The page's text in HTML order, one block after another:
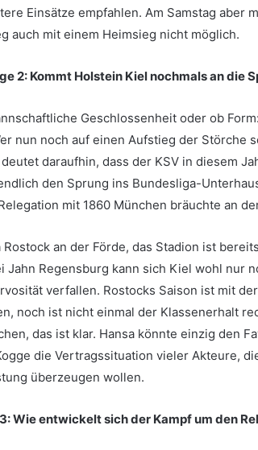
Einsätze empfahlen. Am Samstag aber
auch mit einem Heimsieg nicht möglich.
2: Kommt Holstein Kiel nochmals an die
Geschlossenheit oder ob
nun noch auf einen Aufstieg der Störche
daraufhin, dass der KSV in diesem
den Sprung ins Bundesliga-
mit 1860 München bräuchte an
an der Förde, das Stadion ist
Regensburg kann sich Kiel wohl nur
verfallen. Rostocks Saison ist mit
noch ist nicht einmal der Klassenerhalt
das ist klar. Hansa könnte einzig den
die Vertragssituation vieler Akteure,
überzeugen wollen.
Wie entwickelt sich der Kampf um den